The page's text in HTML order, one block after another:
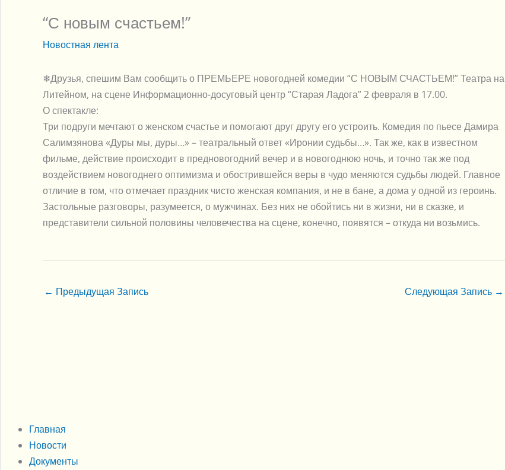
“С новым счастьем!”
Новостная лента
❄Друзья, спешим Вам сообщить о ПРЕМЬЕРЕ новогодней комедии “С НОВЫМ СЧАСТЬЕМ!” Театра на
Литейном, на сцене Информационно-досуговый центр “Старая Ладога” 2 февраля в 17.00.
О спектакле:
Три подруги мечтают о женском счастье и помогают друг другу его устроить. Комедия по пьесе Дамира
Салимзянова «Дуры мы, дуры…» – театральный ответ «Иронии судьбы…». Так же, как в известном
фильме, действие происходит в предновогодний вечер и в новогоднюю ночь, и точно так же под
воздействием новогоднего оптимизма и обострившейся веры в чудо меняются судьбы людей. Главное
отличие в том, что отмечает праздник чисто женская компания, и не в бане, а дома у одной из героинь.
Застольные разговоры, разумеется, о мужчинах. Без них не обойтись ни в жизни, ни в сказке, и
представители сильной половины человечества на сцене, конечно, появятся – откуда ни возьмись.
← Предыдущая Запись Следующая Запись →
Главная
Новости
Документы